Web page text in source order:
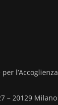
l’Accoglienza
– 20129 Milano